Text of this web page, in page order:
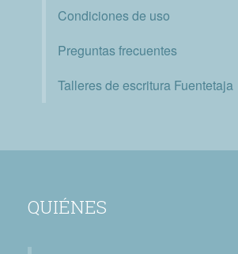
Condiciones de uso
Preguntas frecuentes
Talleres de escritura Fuentetaja
QUIÉNES